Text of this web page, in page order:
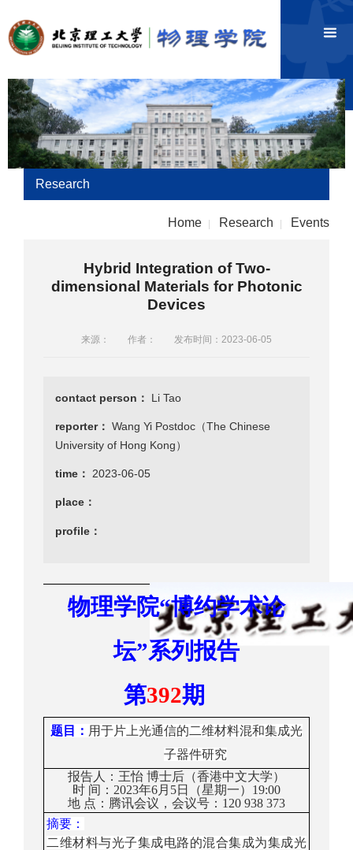
Research
Home Research Events
Hybrid Integration of Two-
dimensional Materials for Photonic
Devices
来源： 作者： 发布时间：2023-06-05
contact person： Li Tao
reporter： Wang Yi Postdoc（The Chinese
University of Hong Kong）
time： 2023-06-05
place：
profile：
物理学院“博约学术论
坛”系列报告
第392期
题目 ： 用于片上光通信的二维材料混和集成光
子器件研究
报告人： 王怡 博士后（香港中文大学）
时 间： 2023年6月 5日（星期一）19:00
地 点： 腾讯会议，会议号： 120 938 373
摘要：
二维材料与光子集成电路的混合集成为集成光